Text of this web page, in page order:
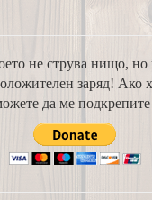
не струва нищо, но
заряд! Ако
да ме